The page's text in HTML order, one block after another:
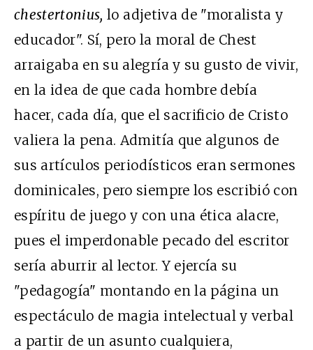
chestertonius, lo adjetiva de "moralista y
educador". Sí, pero la moral de Chest
arraigaba en su alegría y su gusto de vivir,
en la idea de que cada hombre debía
hacer, cada día, que el sacrificio de Cristo
valiera la pena. Admitía que algunos de
sus artículos periodísticos eran sermones
dominicales, pero siempre los escribió con
espíritu de juego y con una ética alacre,
pues el imperdonable pecado del escritor
sería aburrir al lector. Y ejercía su
"pedagogía" montando en la página un
espectáculo de magia intelectual y verbal
a partir de un asunto cualquiera,